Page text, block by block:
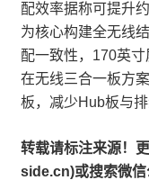
配效率据称可提升
为核心构建全无线
配一致性，170英寸
在无线三合一板方
板，减少Hub板与
转载请标注来源！
side.cn)或搜索微信